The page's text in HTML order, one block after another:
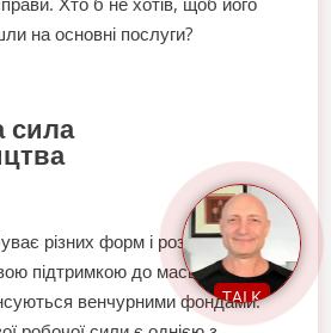
на основні послуги?
сила
різних форм і розмірів, від
підтримкою до масштабних
венчурними фондами.
TALK